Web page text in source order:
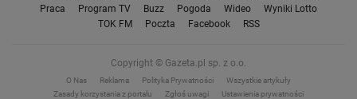
Praca
Program TV Buzz Pogoda Wideo
Wyniki Lotto
TOK FM
Poczta Facebook RSS
Copyright © Gazeta.pl sp. z o.o.
O Nas Reklama Polityka Prywatności
Wszystkie artykuły
Zasady korzystania z portalu
Zgłoś uwagi Ustawienia prywatności